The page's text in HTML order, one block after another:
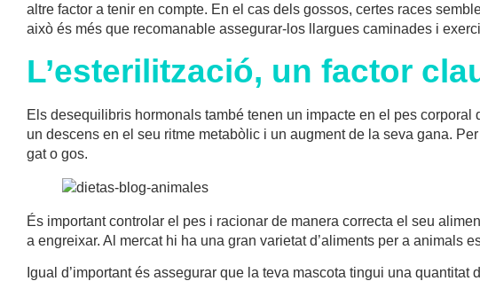
altre factor a tenir en compte. En el cas dels gossos, certes races
això és més que recomanable assegurar-los llargues caminades i
L’esterilització, un factor
Els desequilibris hormonals també tenen un impacte en el pes
un descens en el seu ritme metabòlic i un augment de la seva gana.
gat o gos.
És important controlar el pes i racionar de manera correcta el seu
a engreixar. Al mercat hi ha una gran varietat d’aliments per a animals
Igual d’important és assegurar que la teva mascota tingui una